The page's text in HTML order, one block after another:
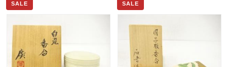
SALE SALE